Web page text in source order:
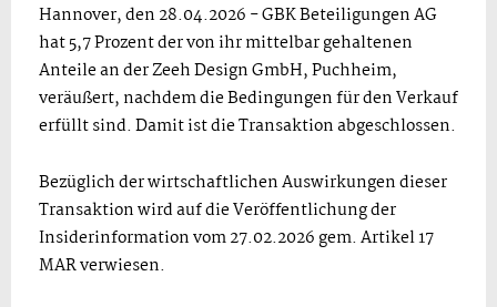
Hannover, den 28.04.2026 - GBK Beteiligungen AG
hat 5,7 Prozent der von ihr mittelbar gehaltenen
Anteile an der Zeeh Design GmbH, Puchheim,
veräußert, nachdem die Bedingungen für den Verkauf
erfüllt sind. Damit ist die Transaktion abgeschlossen.
Bezüglich der wirtschaftlichen Auswirkungen dieser
Transaktion wird auf die Veröffentlichung der
Insiderinformation vom 27.02.2026 gem. Artikel 17
MAR verwiesen.